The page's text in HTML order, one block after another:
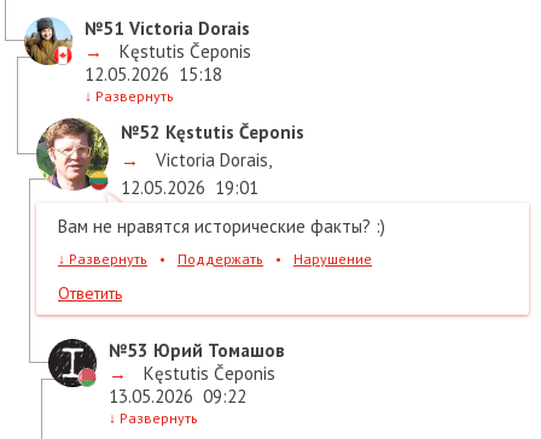
№51 Victoria Dorais
→
Kęstutis Čeponis
12.05.2026 15:18
↓ Развернуть
№52 Kęstutis Čeponis
→
Victoria Dorais,
12.05.2026 19:01
Вам не нравятся исторические факты? :)
↓ Развернуть • Поддержать • Нарушение
Ответить
№53 Юрий Томашов
→
Kęstutis Čeponis
13.05.2026 09:22
↓ Развернуть